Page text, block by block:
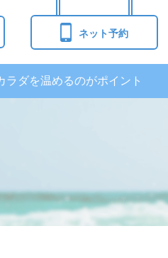
ネット予約
ダを温めるのがポイント